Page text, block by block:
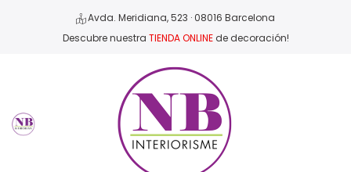
Avda. Meridiana, 523 · 08016 Barcelona
Descubre nuestra TIENDA ONLINEde decoración!